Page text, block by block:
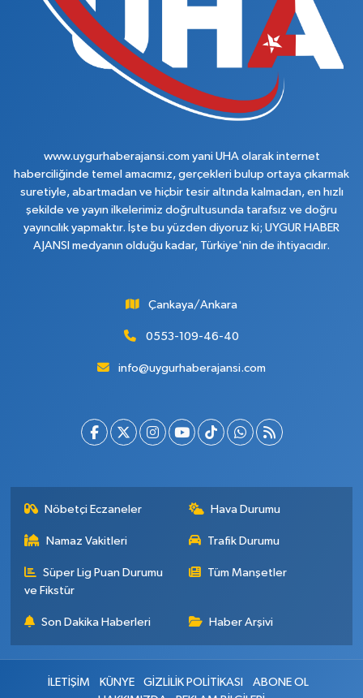
www.uygurhaberajansi.com yani UHA olarak internet
haberciliğinde temel amacımız, gerçekleri bulup ortaya çıkarmak
suretiyle, abartmadan ve hiçbir tesir altında kalmadan, en hızlı
şekilde ve yayın ilkelerimiz doğrultusunda tarafsız ve doğru
yayıncılık yapmaktır. İşte bu yüzden diyoruz ki; UYGUR HABER
AJANSI medyanın olduğu kadar, Türkiye'nin de ihtiyacıdır.
Çankaya/Ankara
0553-109-46-40
info@uygurhaberajansi.com
Nöbetçi Eczaneler Hava Durumu
Namaz Vakitleri Trafik Durumu
Süper Lig Puan Durumu
ve Fikstür
Tüm Manşetler
Son Dakika Haberleri Haber Arşivi
İLETİŞİM KÜNYE GİZLİLİK POLİTİKASI
ABONE OL